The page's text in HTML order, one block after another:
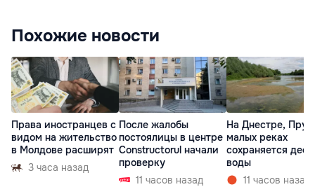
Похожие новости
Права иностранцев с
видом на жительство
в Молдове расширят
3 часа назад
После жалобы
постоялицы в центре
Constructorul начали
проверку
11 часов назад
На Днестре,
малых реках
сохраняется
воды
11 часов назад